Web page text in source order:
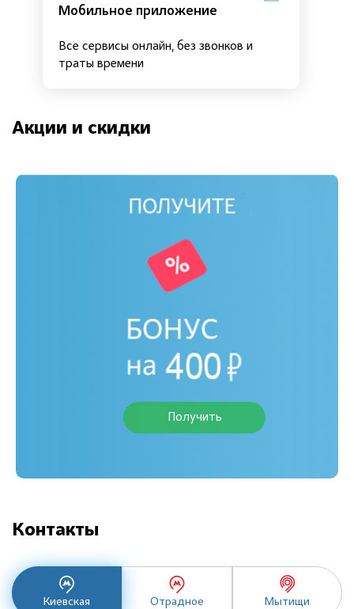
Мобильное приложение
Все сервисы онлайн, без звонков и
траты времени
Акции и скидки
Получить
Контакты
Киевская Отрадное Мытищи